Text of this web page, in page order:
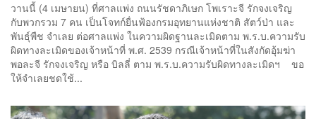
วานนี้ (4 เมษายน) ที่ศาลแพ่ง ถนนรัชดาภิเษก โพเราะจี รักจงเจริญ
กับพวกรวม 7 คน เป็นโจทก์ยื่นฟ้องกรมอุทยานแห่งชาติ สัตว์ป่า และ
พันธ์ุพืช จำเลย ต่อศาลแพ่ง ในความผิดฐานละเมิดตาม พ.ร.บ.ความรับ
ผิดทางละเมิดของเจ้าหน้าที่ พ.ศ. 2539 กรณีเจ้าหน้าที่ในสังกัดอุ้มฆ่า
พอละจี รักจงเจริญ หรือ บิลลี่ ตาม พ.ร.บ.ความรับผิดทางละเมิดฯ ขอ
ให้จำเลยชดใช้...